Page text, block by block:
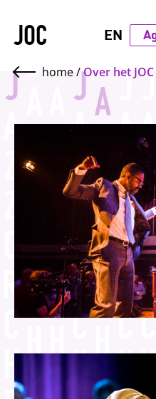
JOC EN
home/Over het JOC
Start